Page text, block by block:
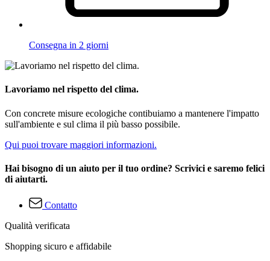
Consegna in 2 giorni
Lavoriamo nel rispetto del clima.
Con concrete misure ecologiche contibuiamo a mantenere l'impatto
sull'ambiente e sul clima il più basso possibile.
Qui puoi trovare maggiori informazioni.
Hai bisogno di un aiuto per il tuo ordine? Scrivici e saremo felici
di aiutarti.
Contatto
Qualità verificata
Shopping sicuro e affidabile